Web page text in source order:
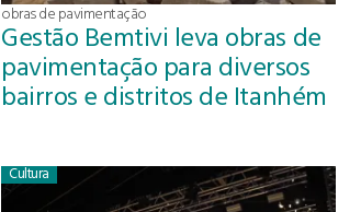
obras de pavimentação
Gestão Bemtivi leva obras de
pavimentação para diversos
bairros e distritos de Itanhém
Cultura